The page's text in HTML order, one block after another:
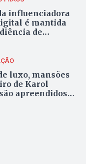
influenciadora
é mantida
de
luxo, mansões
de Karol
apreendidos